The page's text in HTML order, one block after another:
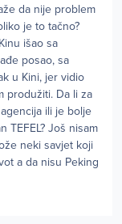
da nije problem
je to tačno?
išao sa
posao, sa
u Kini, jer vidio
produžiti. Da li za
ili je bolje
TEFEL? Još nisam
neki savjet koji
a da nisu Peking